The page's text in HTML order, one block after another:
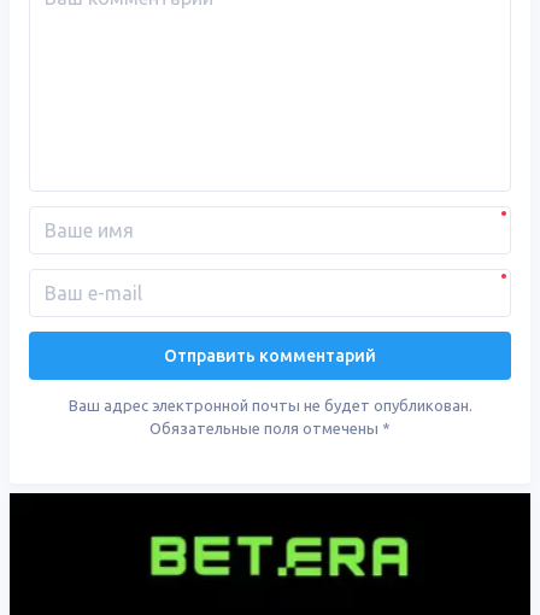
Ваш адрес электронной почты не будет опубликован.
Обязательные поля отмечены *